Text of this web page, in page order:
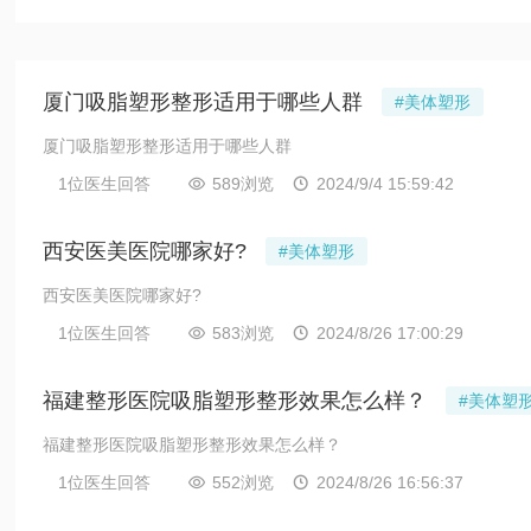
厦门吸脂塑形整形适用于哪些人群 #美体塑形
厦门吸脂塑形整形适用于哪些人群
1位医生回答  589浏览  2024/9/4 15:59:42
西安医美医院哪家好? #美体塑形
西安医美医院哪家好?
1位医生回答  583浏览  2024/8/26 17:00:29
福建整形医院吸脂塑形整形效果怎么样？ #美体塑
福建整形医院吸脂塑形整形效果怎么样？
1位医生回答  552浏览  2024/8/26 16:56:37